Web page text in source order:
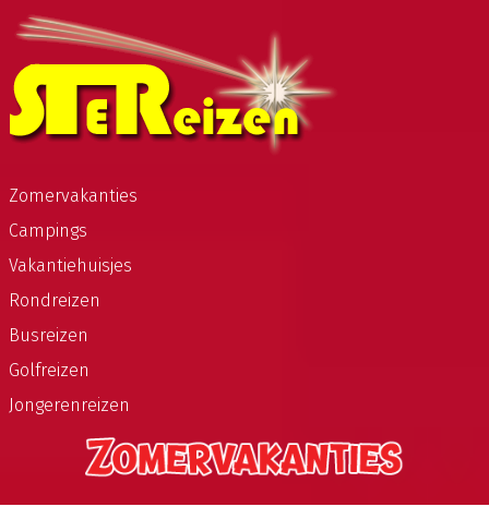
Zomervakanties
Campings
Vakantiehuisjes
Rondreizen
Busreizen
Golfreizen
Jongerenreizen